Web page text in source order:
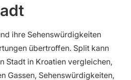
ihre Sehenswürdigkeiten
übertroffen. Split kann
Stadt in Kroatien vergleichen,
Gassen, Sehenswürdigkeiten,